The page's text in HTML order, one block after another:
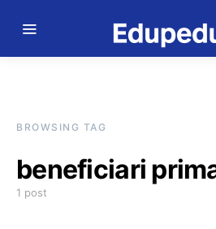
BROWSING TAG
beneficiari
1 post